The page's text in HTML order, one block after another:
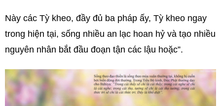
Này các Tỳ kheo, đầy đủ ba pháp ấy, Tỳ kheo ngay
trong hiện tại, sống nhiều an lạc hoan hỷ và tạo nhiều
nguyên nhân bắt đầu đoạn tận các lậu hoặc”.